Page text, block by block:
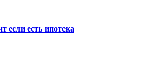
если есть ипотека